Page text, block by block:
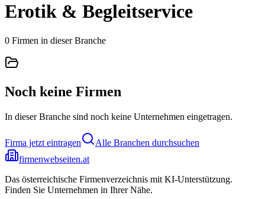
Erotik & Begleitservice
0 Firmen in dieser Branche
Noch keine Firmen
In dieser Branche sind noch keine Unternehmen eingetragen.
Firma jetzt eintragen
Alle Branchen durchsuchen
firmenwebseiten.at
Das österreichische Firmenverzeichnis mit KI-Unterstützung.
Finden Sie Unternehmen in Ihrer Nähe.